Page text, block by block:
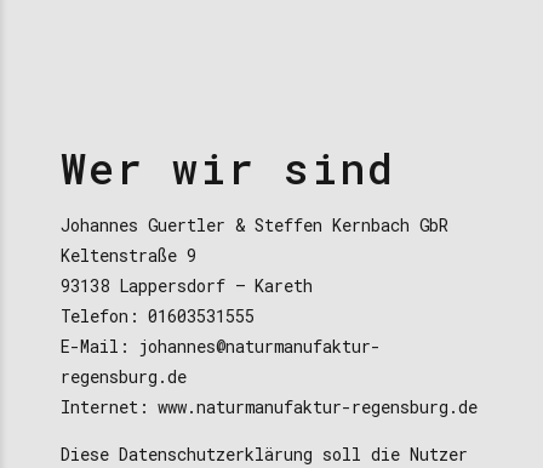
Wer wir sind
Johannes Guertler & Steffen Kernbach GbR
Keltenstraße 9
93138 Lappersdorf – Kareth
Telefon: 01603531555
E-Mail: johannes@naturmanufaktur-
regensburg.de
Internet: www.naturmanufaktur-regensburg.de
Diese Datenschutzerklärung soll die Nutzer